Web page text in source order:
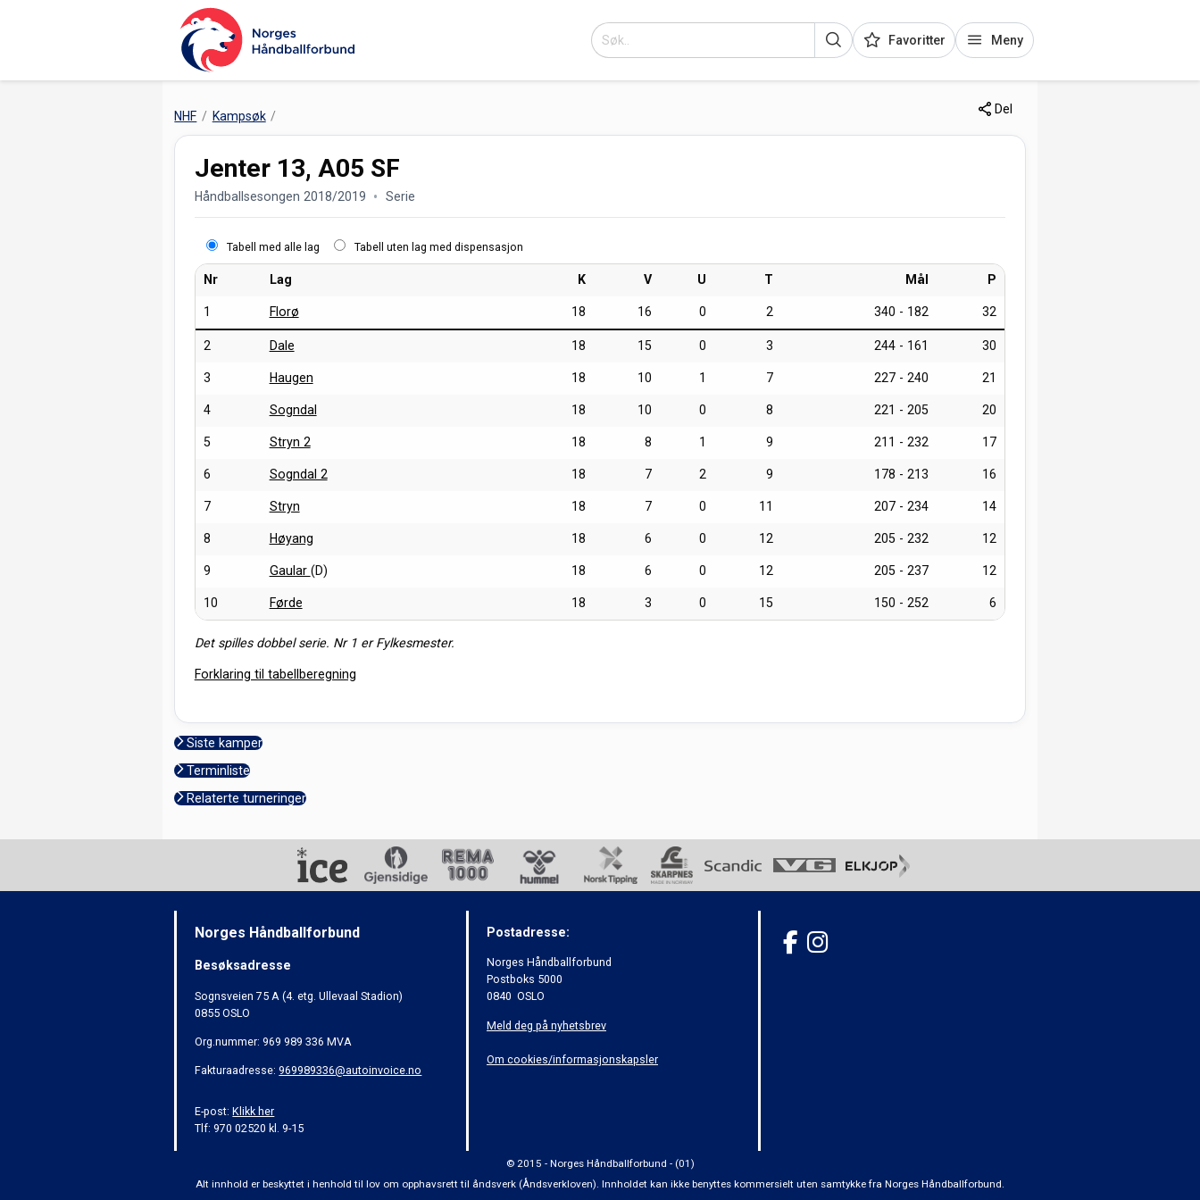
Favoritter Meny
NHF Kampsøk Del
Jenter 13, A05 SF
Håndballsesongen 2018/2019 Serie
Tabell med alle lag Tabell uten lag med dispensasjon
Nr Lag K V U T Mål P
1 Florø 18 16 0 2 340 - 182 32
2 Dale 18 15 0 3 244 - 161 30
3 Haugen 18 10 1 7 227 - 240 21
4 Sogndal 18 10 0 8 221 - 205 20
5 Stryn 2 18 8 1 9 211 - 232 17
6 Sogndal 2 18 7 2 9 178 - 213 16
7 Stryn 18 7 0 11 207 - 234 14
8 Høyang 18 6 0 12 205 - 232 12
9 Gaular (D) 18 6 0 12 205 - 237 12
10 Førde 18 3 0 15 150 - 252 6
Det spilles dobbel serie. Nr 1 er Fylkesmester.
Forklaring til tabellberegning
Siste kamper
Terminliste
Relaterte turneringer
Norges Håndballforbund
Besøksadresse
Sognsveien 75 A (4. etg. Ullevaal Stadion)
0855 OSLO
Org.nummer: 969 989 336 MVA
Fakturaadresse:969989336@autoinvoice.no
E-post:Klikk her
Tlf: 970 02520 kl. 9-15
Postadresse:
Norges Håndballforbund
Postboks 5000
0840 OSLO
Meld deg på nyhetsbrev
Om cookies/informasjonskapsler
© 2015 - Norges Håndballforbund - (01)
Alt innhold er beskyttet i henhold til lov om opphavsrett til åndsverk (Åndsverkloven). Innholdet kan ikke benyttes kommersielt uten samtykke fra Norges Håndballforbund.